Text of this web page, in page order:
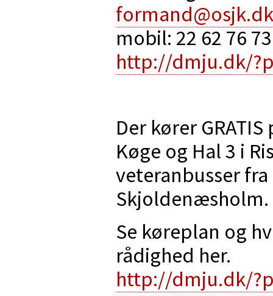
formand@osjk.dk
mobil: 22 62 76 73
http://dmju.dk/
Der kører
Køge og Hal 3 i
veteranbusser
Skjoldenæsholm.
Se køreplan og
rådighed her.
http://dmju.dk/